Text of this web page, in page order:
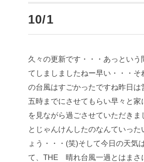
10/1
久々の更新です・・・あっという
てしましましたねー早い・・・そ
の台風はすごかったですね昨日は
五時までにさせてもらい早々と家
を見ながら過ごさせていただきま
とじゃんけんしたのなんていった
ょう・・・(笑)そして今日の天気
て、THE 晴れ台風一過とはまさ